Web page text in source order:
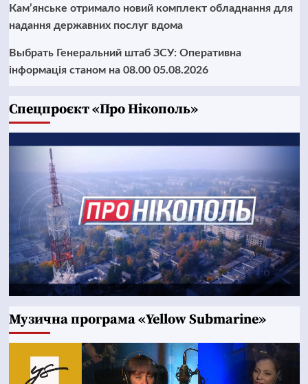
Кам’янське отримало новий комплект обладнання для
надання державних послуг вдома
Выбрать Генеральний штаб ЗСУ: Оперативна
інформація станом на 08.00 05.08.2026
Cпецпроєкт «Про Нікополь»
Музична програма «Yellow Submarine»